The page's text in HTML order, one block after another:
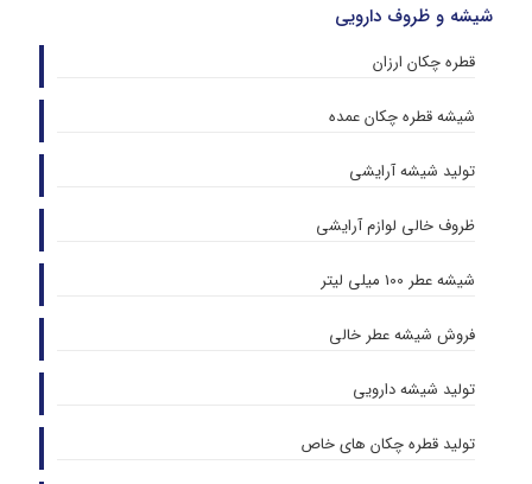
شیشه و ظروف دارویی
قطره چکان ارزان
شیشه قطره چکان عمده
تولید شیشه آرایشی
ظروف خالی لوازم آرایشی
شیشه عطر 100 میلی لیتر
فروش شیشه عطر خالی
تولید شیشه دارویی
تولید قطره چکان های خاص